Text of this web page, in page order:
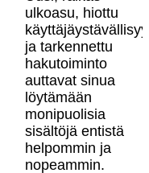
ulkoasu, hiottu
ja tarkennettu
hakutoiminto
auttavat sinua
löytämään
monipuolisia
sisältöjä entistä
helpommin ja
nopeammin.